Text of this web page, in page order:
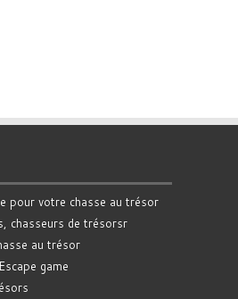
pour votre chasse au trésor
chasseurs de trésorsr
au trésor
game